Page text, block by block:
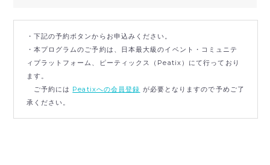
・下記の予約ボタンからお申込みください。
・本プログラムのご予約は、日本最大級のイベント・コミュニテ
ィプラットフォーム、ピーティックス（Peatix）にて行っており
ます。
ご予約には Peatixへの会員登録 が必要となりますので予めご了
承ください。